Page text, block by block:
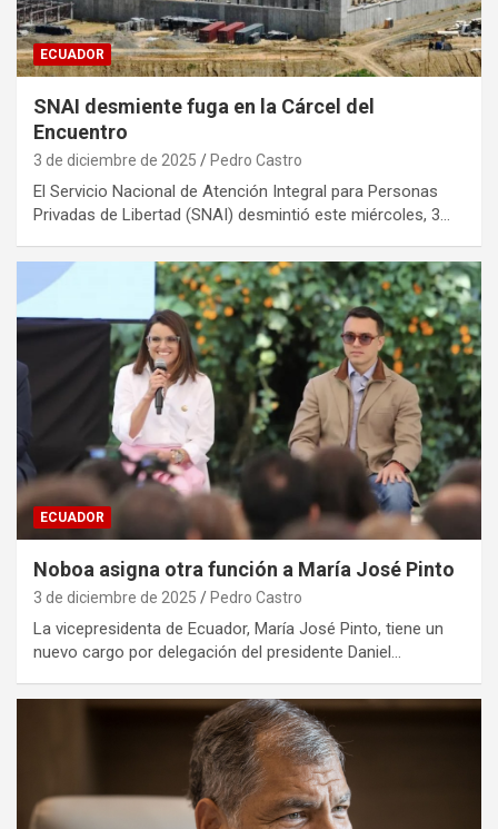
ECUADOR
SNAI desmiente fuga en la Cárcel del
Encuentro
3 de diciembre de 2025 Pedro Castro
El Servicio Nacional de Atención Integral para Personas
Privadas de Libertad (SNAI) desmintió este miércoles, 3…
ECUADOR
Noboa asigna otra función a María José Pinto
3 de diciembre de 2025 Pedro Castro
La vicepresidenta de Ecuador, María José Pinto, tiene un
nuevo cargo por delegación del presidente Daniel…